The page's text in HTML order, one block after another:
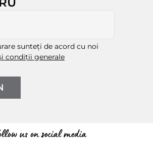
sunteți de acord cu noi
condiții generale
us on social media